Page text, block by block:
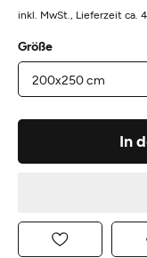
inkl. MwSt., Lieferzeit ca.
Größe
In